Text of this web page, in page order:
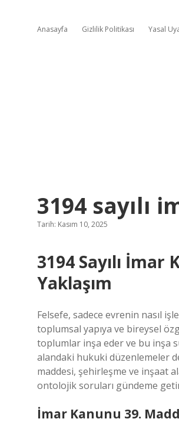
Anasayfa Gizlilik Politikası Yasal
3194 sayılı
Tarih: Kasım 10, 2025
3194 Sayılı
Yaklaşım
Felsefe, sadece evrenin nasıl
toplumsal yapıya ve bireysel
toplumlar inşa eder ve bu inşa
alandaki hukuki düzenlemeler
maddesi, şehirleşme ve inşaat
ontolojik soruları gündeme
İmar Kanunu 39.